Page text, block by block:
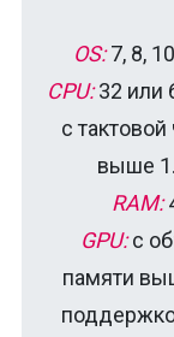
OS:7, 8,
CPU:32 или
с тактовой
выше
RAM:
GPU:с
памяти